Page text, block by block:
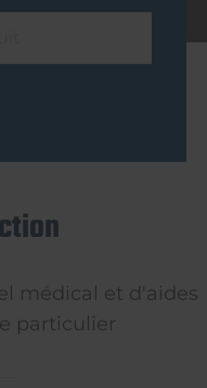
médical et d'aides
particulier